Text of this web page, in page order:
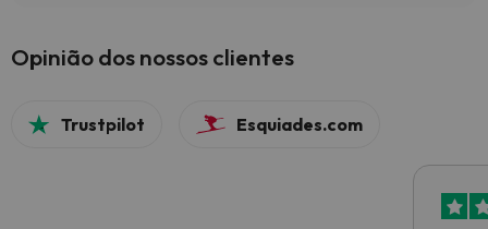
Opinião dos nossos clientes
Trustpilot Esquiades.com